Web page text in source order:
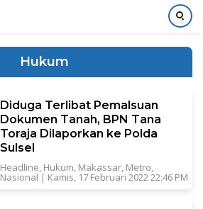
Hukum
Diduga Terlibat Pemalsuan
Dokumen Tanah, BPN Tana
Toraja Dilaporkan ke Polda
Sulsel
Headline, Hukum, Makassar, Metro,
Nasional | Kamis, 17 Februari 2022 22:46 PM